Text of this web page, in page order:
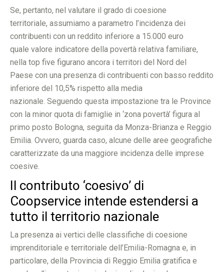
Se, pertanto, nel valutare il grado di coesione
territoriale, assumiamo a parametro l’incidenza dei
contribuenti con un reddito inferiore a 15.000 euro
quale valore indicatore della povertà relativa familiare,
nella top five figurano ancora i territori del Nord del
Paese con una presenza di contribuenti con basso reddito
inferiore del 10,5% rispetto alla media
nazionale. Seguendo questa impostazione tra le Province
con la minor quota di famiglie in ‘zona povertà’ figura al
primo posto Bologna, seguita da Monza-Brianza e Reggio
Emilia. Ovvero, guarda caso, alcune delle aree geografiche
caratterizzate da una maggiore incidenza delle imprese
coesive.
Il contributo ‘coesivo’ di
Coopservice intende estendersi a
tutto il territorio nazionale
La presenza ai vertici delle classifiche di coesione
imprenditoriale e territoriale dell’Emilia-Romagna e, in
particolare, della Provincia di Reggio Emilia gratifica e